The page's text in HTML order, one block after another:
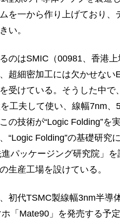
を一から作り上げており、
い。
のはSMIC（00981、香港
超細密加工には欠かせない
受けている。そうした中
工夫して使い、線幅7nm
の技術が“Logic Folding”を
“Logic Folding”の基礎研究
パッケージング研究院」
生産工場を設けている。
初代TSMC製線幅3nm半導
「Mate90」を発売する予